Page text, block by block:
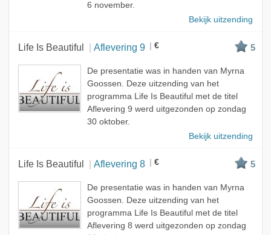
6 november.
Bekijk uitzending
Life Is Beautiful Aflevering 9 € 5
De presentatie was in handen van Myrna
Goossen. Deze uitzending van het
programma Life Is Beautiful met de titel
Aflevering 9 werd uitgezonden op zondag
30 oktober.
Bekijk uitzending
Life Is Beautiful Aflevering 8 € 5
De presentatie was in handen van Myrna
Goossen. Deze uitzending van het
programma Life Is Beautiful met de titel
Aflevering 8 werd uitgezonden op zondag